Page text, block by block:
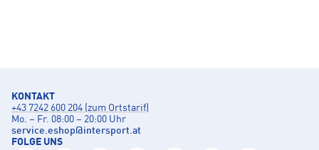
KONTAKT
+43 7242 600 204 (zum Ortstarif)
Mo. – Fr. 08:00 – 20:00 Uhr
service.eshop@intersport.at
FOLGE UNS